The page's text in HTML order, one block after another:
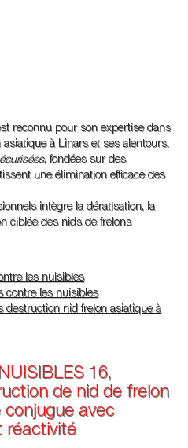
reconnu pour son expertise dans
à Linars et ses alentours.
, fondées sur des
une élimination efficace des
intègre la dératisation, la
ciblée des nids de frelons
les nuisibles
contre les nuisibles
destruction nid frelon asiatique à
16,
de nid de frelon
conjugue avec
réactivité